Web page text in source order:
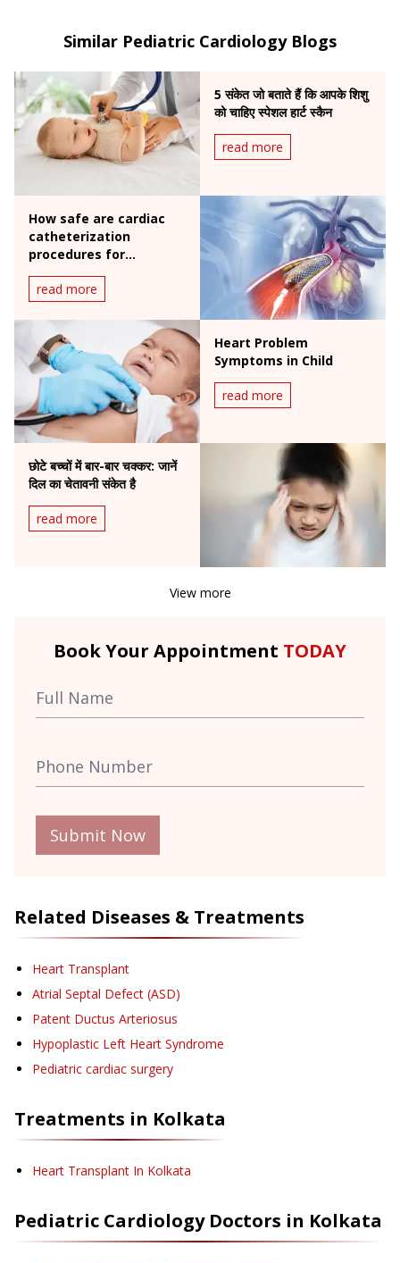
surgery, extracorporeal life support, and pediatric
cardiac transplantation.
Similar Pediatric Cardiology Blogs
5 संकेत जो बताते हैं कि आपके शिशु
को चाहिए स्पेशल हार्ट स्कैन
read more
How safe are cardiac
catheterization
procedures for
read more
Heart Problem
Symptoms in Child
read more
छोटे बच्चों में बार-बार चक्कर: जानें
दिल का चेतावनी संकेत है
read more
View more
Book Your Appointment TODAY
Submit Now
Related Diseases & Treatments
Heart Transplant
Atrial Septal Defect (ASD)
Patent Ductus Arteriosus
Hypoplastic Left Heart Syndrome
Pediatric cardiac surgery
Treatments in Kolkata
Heart Transplant In Kolkata
Pediatric CardiologyDoctors in Kolkata